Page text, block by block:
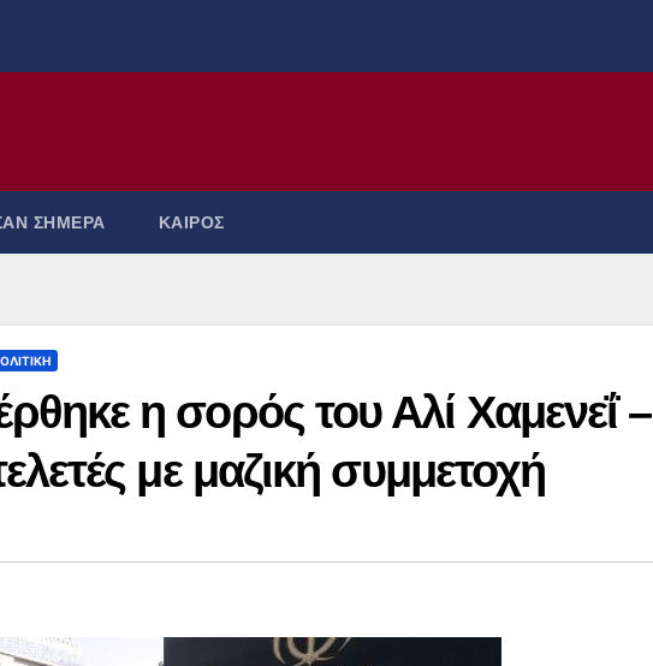
ΣΗΜΕΡΑ ΚΑΙΡΟΣ
η σορός του Αλί Χαμενεΐ –
με μαζική συμμετοχή